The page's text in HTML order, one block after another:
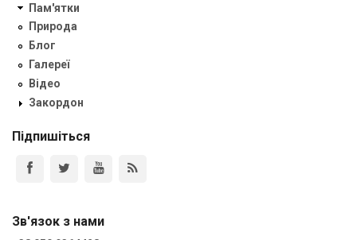
Пам'ятки
Природа
Блог
Галереї
Відео
Закордон
Підпишіться
Зв'язок з нами